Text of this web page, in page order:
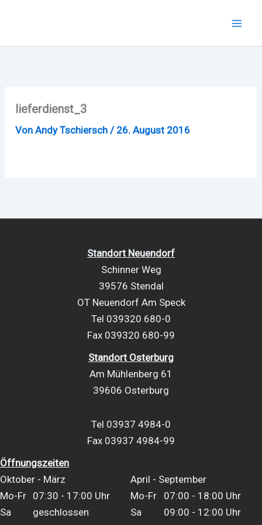
lieferdienst_3
VonAndy Tschiersch / 26. August 2016
Standort Neuendorf
Schinner Weg
39576 Stendal
OT Neuendorf Am Speck
Tel 039320 680-0
Fax 039320 680-99
Standort Osterburg
Am Mühlenberg 61
39606 Osterburg
Tel 03937 4984-0
Fax 03937 4984-99
Öffnungszeiten
Oktober - März
April - September
Mo-Fr 07:30 - 17:00 Uhr Mo-Fr
07:00 - 18:00 Uhr
Sa
geschlossen Sa 09:00 - 12:00 Uhr